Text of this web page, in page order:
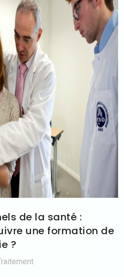
de la santé :
une formation de
?